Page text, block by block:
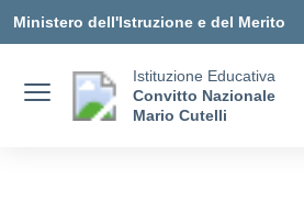
Ministero dell'Istruzione e del Merito
Istituzione Educativa
Convitto Nazionale
Mario Cutelli